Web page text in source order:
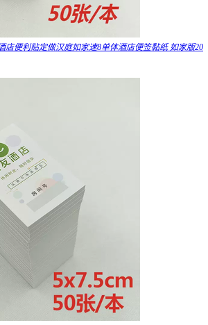
店便利贴定做汉庭如家速8单体酒店便签黏纸 如家版20